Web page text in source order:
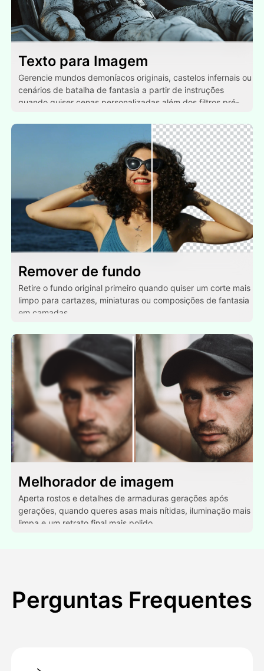
Texto para Imagem
Gerencie mundos demoníacos originais, castelos infernais ou
cenários de batalha de fantasia a partir de instruções
quando quiser cenas personalizadas além dos filtros pré-
Remover de fundo
Retire o fundo original primeiro quando quiser um corte mais
limpo para cartazes, miniaturas ou composições de fantasia
em camadas.
Melhorador de imagem
Aperta rostos e detalhes de armaduras gerações após
gerações, quando queres asas mais nítidas, iluminação mais
limpa e um retrato final mais polido.
Perguntas Frequentes